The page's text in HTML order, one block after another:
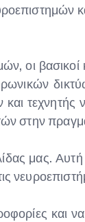
βασικοί
στην
μας. Αυτή
και να